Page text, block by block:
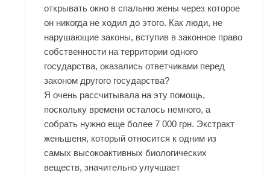
открывать окно в спальню жены через которое
он никогда не ходил до этого. Как люди, не
нарушающие законы, вступив в законное право
собственности на территории одного
государства, оказались ответчиками перед
законом другого государства?
Я очень рассчитывала на эту помощь,
поскольку времени осталось немного, а
собрать нужно еще более 7 000 грн. Экстракт
женьшеня, который относится к одним из
самых высокоактивных биологических
веществ, значительно улучшает